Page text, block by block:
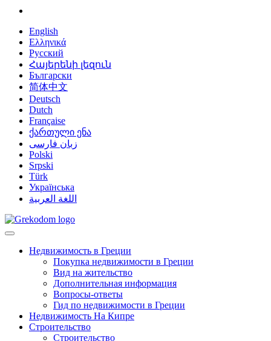
English
Ελληνικά
Русский
Հայերենի լեզուն
Български
简体中文
Deutsch
Dutch
Française
ქართული ენა
زبان فارسی
Polski
Srpski
Türk
Українська
اللغة العربية
Недвижимость в Греции
Покупка недвижимости в Греции
Вид на жительство
Дополнительная информация
Вопросы-ответы
Гид по недвижимости в Греции
Недвижимость На Кипре
Строительство
Строительство